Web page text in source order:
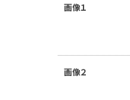
画像１
画像２